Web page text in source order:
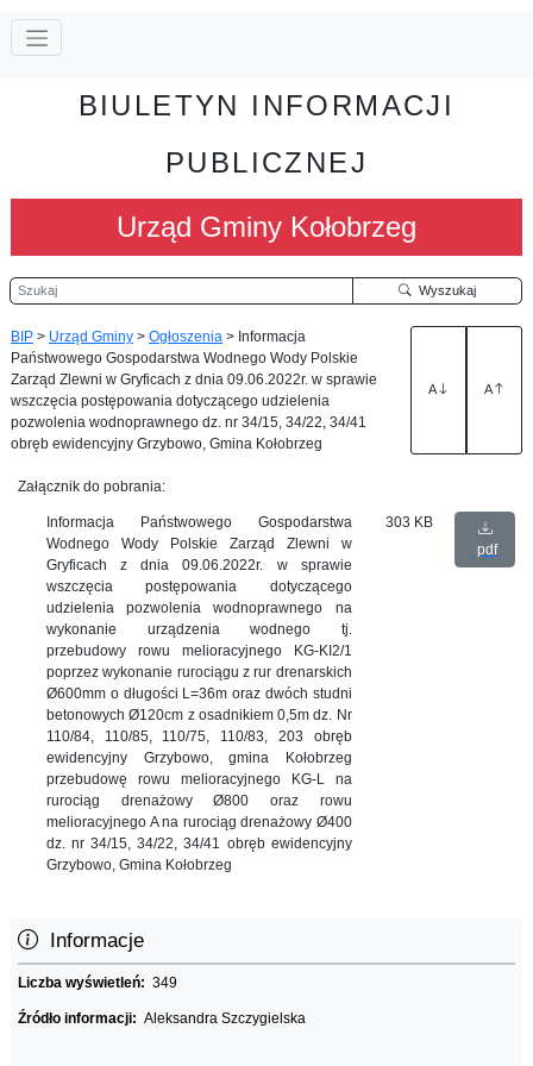
BIULETYN INFORMACJI
PUBLICZNEJ
Urząd Gminy Kołobrzeg
Szukaj Wyszukaj
BIP > Urząd Gminy > Ogłoszenia > Informacja
Państwowego Gospodarstwa Wodnego Wody Polskie
Zarząd Zlewni w Gryficach z dnia 09.06.2022r. w sprawie
wszczęcia postępowania dotyczącego udzielenia
pozwolenia wodnoprawnego dz. nr 34/15, 34/22, 34/41
obręb ewidencyjny Grzybowo, Gmina Kołobrzeg
A A
Załącznik do pobrania:
Informacja Państwowego Gospodarstwa
Wodnego Wody Polskie Zarząd Zlewni w
Gryficach z dnia 09.06.2022r. w sprawie
wszczęcia postępowania dotyczącego
udzielenia pozwolenia wodnoprawnego na
wykonanie urządzenia wodnego tj.
przebudowy rowu melioracyjnego KG-KI2/1
poprzez wykonanie rurociągu z rur drenarskich
Ø600mm o długości L=36m oraz dwóch studni
betonowych Ø120cm z osadnikiem 0,5m dz. Nr
110/84, 110/85, 110/75, 110/83, 203 obręb
ewidencyjny Grzybowo, gmina Kołobrzeg
przebudowę rowu melioracyjnego KG-L na
rurociąg drenażowy Ø800 oraz rowu
melioracyjnego A na rurociąg drenażowy Ø400
dz. nr 34/15, 34/22, 34/41 obręb ewidencyjny
Grzybowo, Gmina Kołobrzeg
303 KB
pdf
Informacje
Liczba wyświetleń: 349
Źródło informacji: Aleksandra Szczygielska